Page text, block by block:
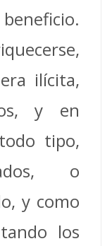
ilícita,
y en
tipo,
o
y como
los